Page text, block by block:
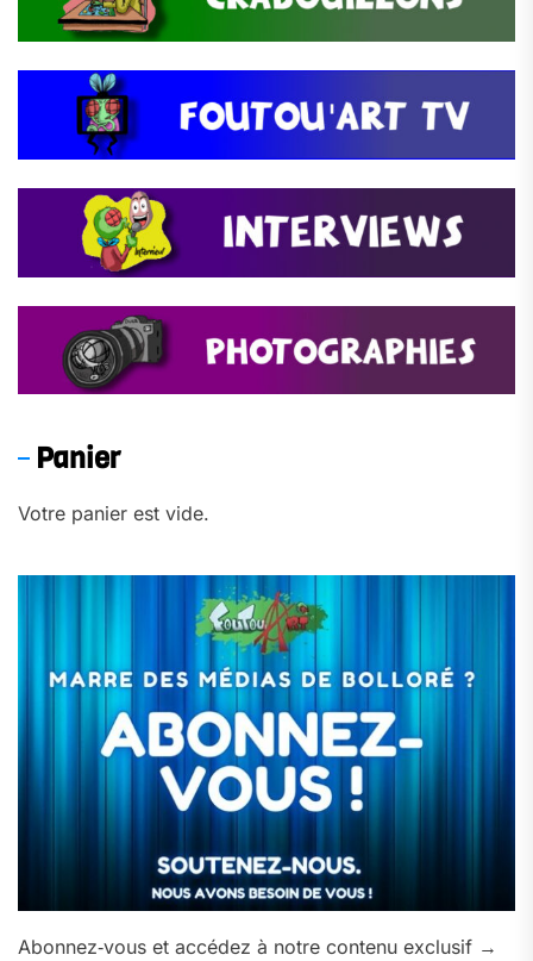
Panier
Votre panier est vide.
Abonnez‑vous et accédez à notre contenu exclusif →